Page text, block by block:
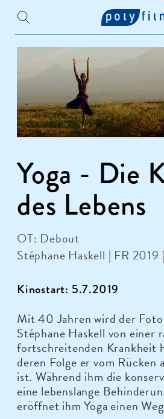
Yoga - Die
des Lebens
OT: Debout
Stéphane Haskell | FR 2019
Kinostart: 5.7.2019
Mit 40 Jahren wird der
Stéphane Haskell von einer
fortschreitenden Krankheit
deren Folge er vom Rücken
ist. Während ihm die
eine lebenslange
eröffnet ihm Yoga einen